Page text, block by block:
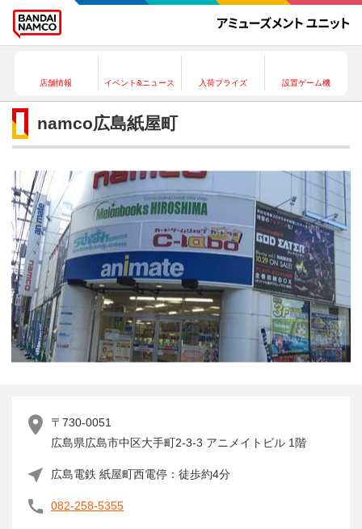
店舗情報 イベント&ニュース 入荷プライズ 設置ゲーム機
namco広島紙屋町
〒730-0051
広島県広島市中区大手町2-3-3 アニメイトビル 1階
広島電鉄 紙屋町西電停：徒歩約4分
082-258-5355